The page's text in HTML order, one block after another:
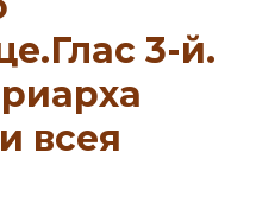
3-й.
всея